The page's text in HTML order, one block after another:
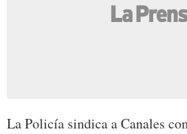
La Policía sindica a Canales